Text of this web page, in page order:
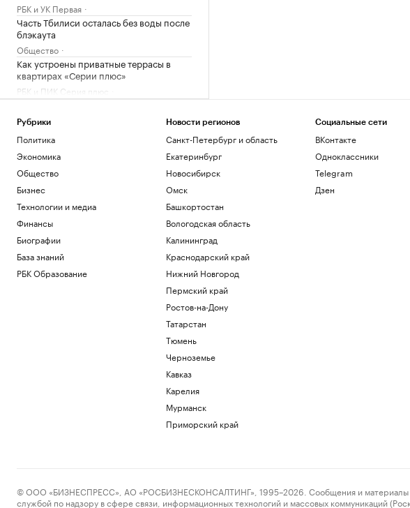
РБК и УК Первая
Часть Тбилиси осталась без воды после
блэкаута
Общество
Как устроены приватные террасы в
квартирах «Серии плюс»
РБК и ПИК Серия плюс
Рубрики
Политика
Экономика
Общество
Бизнес
Технологии и медиа
Финансы
Биографии
База знаний
РБК Образование
Новости регионов
Санкт-Петербург и область
Екатеринбург
Новосибирск
Омск
Башкортостан
Вологодская область
Калининград
Краснодарский край
Нижний Новгород
Пермский край
Ростов-на-Дону
Татарстан
Тюмень
Черноземье
Кавказ
Карелия
Мурманск
Приморский край
Социальные сети
ВКонтакте
Одноклассники
Telegram
Дзен
© ООО «БИЗНЕСПРЕСС», АО «РОСБИЗНЕСКОНСАЛТИНГ», 1995–2026. Сообщения и материалы
службой по надзору в сфере связи, информационных технологий и массовых коммуникаций